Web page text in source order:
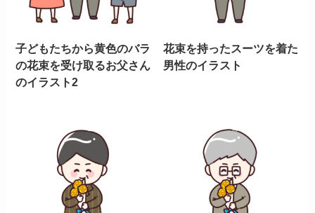
子どもたちから黄色のバラ
の花束を受け取るお父さん
のイラスト2
花束を持ったスーツを着た
男性のイラスト